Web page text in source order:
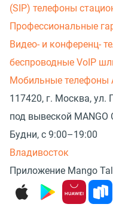
(SIP) телефоны
Профессиональные
Видео- и конференц-
беспроводные VoIP
Мобильные телефоны
117420, г. Москва, ул.
под вывеской MANGO
Будни, с 9:00–19:00
Владивосток
Приложение Mango